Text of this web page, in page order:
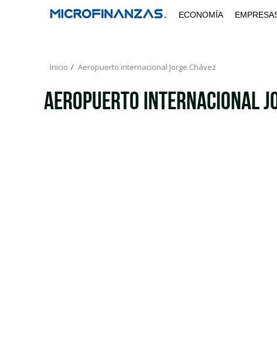
ECONOMÍA
Inicio Aeropuerto internacional Jorge Chávez
Aeropuerto internacional